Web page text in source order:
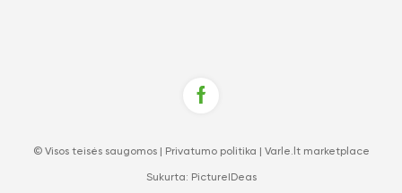
© Visos teisės saugomos | Privatumo politika Varle.lt marketplace
Sukurta: PictureIDeas